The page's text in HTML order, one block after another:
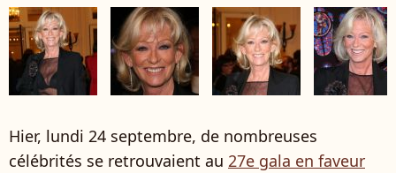
Hier, lundi 24 septembre, de nombreuses
célébrités se retrouvaient au 27e gala en faveur